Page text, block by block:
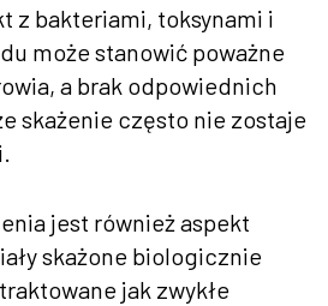
z bakteriami, toksynami i
może stanowić poważne
a brak odpowiednich
skażenie często nie zostaje
jest również aspekt
skażone biologicznie
jak zwykłe